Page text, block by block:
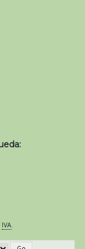
IVA.